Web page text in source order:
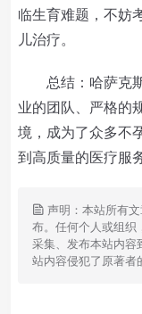
临生育难题，不妨
儿治疗。
总结：哈萨克斯
业的团队、严格的
境，成为了众多不
到高质量的医疗服
声明：本站所有
布。任何个人或组织
采集、发布本站内容
站内容侵犯了原著者